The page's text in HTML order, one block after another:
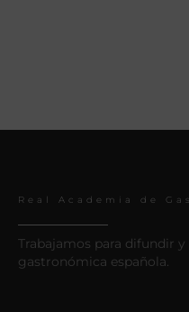
Real Academia de
Trabajamos para difundir
gastronómica española.